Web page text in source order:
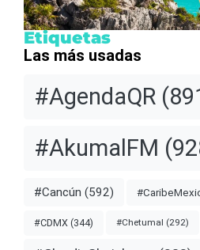
Etiquetas
Las más usadas
#AgendaQR
#AkumalFM
#Cancún (592)
#CDMX (344) #Chetumal (292)